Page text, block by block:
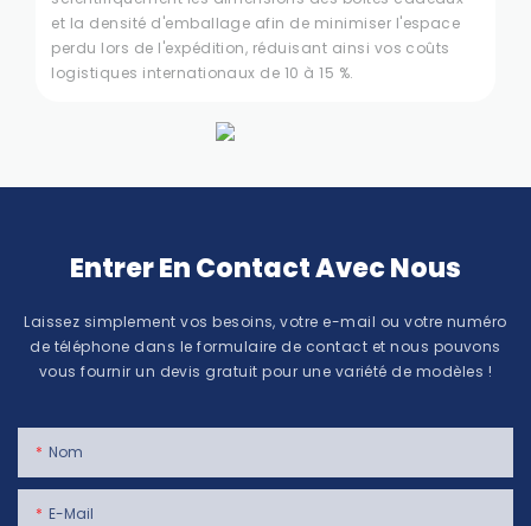
et la densité d'emballage afin de minimiser l'espace
perdu lors de l'expédition, réduisant ainsi vos coûts
logistiques internationaux de 10 à 15 %.
Entrer En Contact Avec Nous
Laissez simplement vos besoins, votre e-mail ou votre numéro
de téléphone dans le formulaire de contact et nous pouvons
vous fournir un devis gratuit pour une variété de modèles !
Nom
E-Mail